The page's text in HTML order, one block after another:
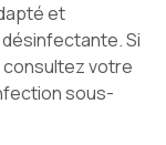
et
Si
votre
sous-